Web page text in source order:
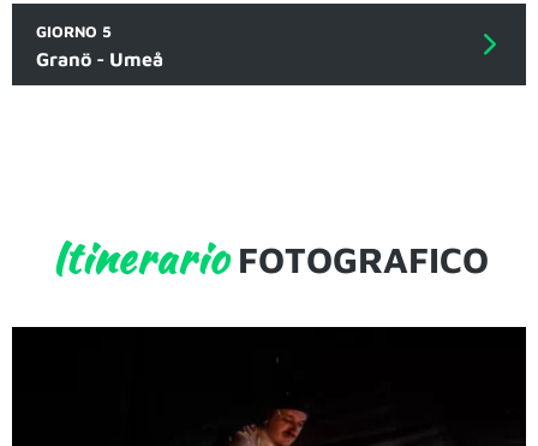
GIORNO 5
Granö - Umeå
ItinerarioFOTOGRAFICO